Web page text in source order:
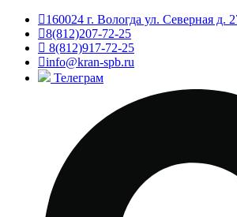
160024 г. Вологда ул. Северная д.
8(812)207-72-25
8(812)917-72-25
info@kran-spb.ru
Телеграм